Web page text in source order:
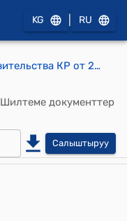
KG RU
Постановление Правительства КР от 25 мая 2004 года N 380 "Об утверждении Положения об упрощенном порядке приобретения гражданства Кыргызстан Республики гражданами Республики Таджикистан"
Шилтеме документтер
Салыштыруу